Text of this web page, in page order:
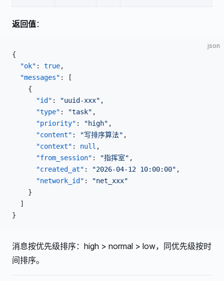
返回值：
json
{
  "ok"
: true,
  "messages"
: [
    {
      "id"
: "uuid-xxx" ,
      "type"
: "task" ,
      "priority"
: "high" ,
      "content"
: "写排序算法" ,
      "context"
: null ,
      "from_session"
: "指挥室" ,
      "created_at"
: "2026-04-12 10:00:00" ,
      "network_id"
:
"net_xxx"
    }
  ]
}
消息按优先级排序：high > normal > low，同优先级按时
间排序。